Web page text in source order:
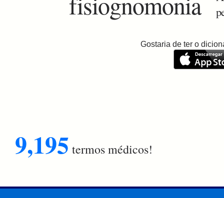
Gostaria de ter o
9,195 termos médicos!